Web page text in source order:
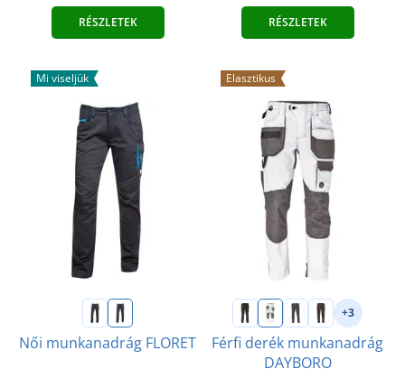
RÉSZLETEK RÉSZLETEK
Mi viseljük
Női munkanadrág FLORET
Elasztikus
+3
Férfi derék munkanadrág
DAYBORO